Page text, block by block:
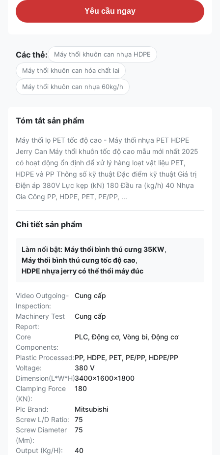
Yêu cầu ngay
Các thẻ: Máy thổi khuôn can nhựa HDPE
Máy thổi khuôn can hóa chất lai
Máy thổi khuôn can nhựa 60kg/h
Tóm tắt sản phẩm
Máy thổi lọ PET tốc độ cao - Máy thổi nhựa PET HDPE
Jerry Can Máy thổi khuôn tốc độ cao mẫu mới nhất 2025
có hoạt động ổn định để xử lý hàng loạt vật liệu PET,
HDPE và PP Thông số kỹ thuật Đặc điểm kỹ thuật Giá trị
Điện áp 380V Lực kẹp (kN) 180 Đầu ra (kg/h) 40 Nhựa
Gia Công PP, HDPE, PET, PE/PP, ...
Chi tiết sản phẩm
Làm nổi bật: Máy thổi bình thú cưng 35KW,
Máy thổi bình thú cưng tốc độ cao,
HDPE nhựa jerry có thể thổi máy đúc
Video Outgoing-
Inspection:
Cung cấp
Machinery Test
Report:
Cung cấp
Core
Components:
PLC, Động cơ, Vòng bi, Động cơ
Plastic Processed:PP, HDPE, PET, PE/PP, HDPE/PP
Voltage:
380 V
Dimension(L*W*H):3400x1600x1800
Clamping Force
(KN):
180
Plc Brand:
Mitsubishi
Screw L/D Ratio:
75
Screw Diameter
(Mm):
75
Output (Kg/H):
40